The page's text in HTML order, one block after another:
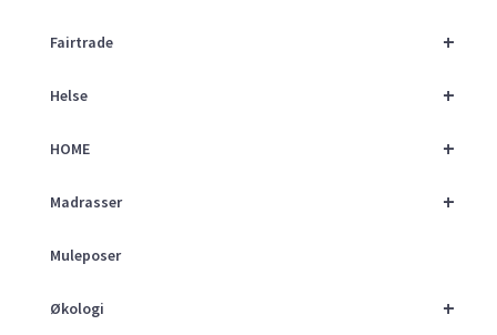
+
Fairtrade
+
Helse
+
HOME
+
Madrasser
Muleposer
+
Økologi